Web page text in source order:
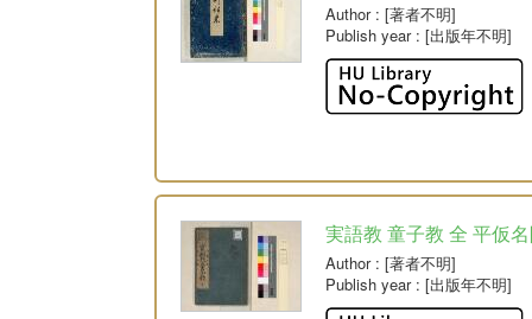
Author: [著者不明]
Publish year: [出版年不明]
実語教 童子教 全 平仮
Author: [著者不明]
Publish year: [出版年不明]